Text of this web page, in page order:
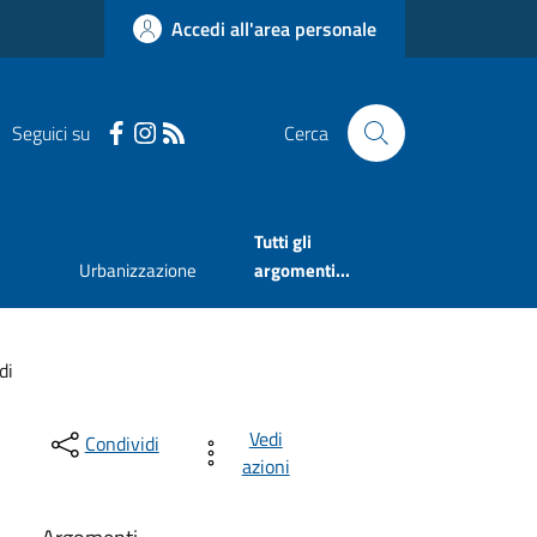
Accedi all'area personale
Seguici su Cerca
Urbanizzazione
Tutti gli
argomenti...
Condividi
Vedi
azioni